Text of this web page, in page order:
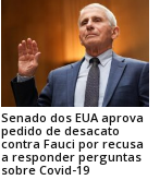
Senado dos EUA aprova
pedido de desacato
contra Fauci por recusa
a responder perguntas
sobre Covid-19